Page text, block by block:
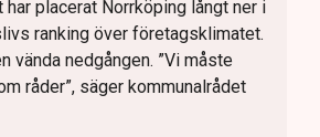
placerat Norrköping långt ner i
ranking över företagsklimatet.
vända nedgången. ”Vi måste
råder”, säger kommunalrådet